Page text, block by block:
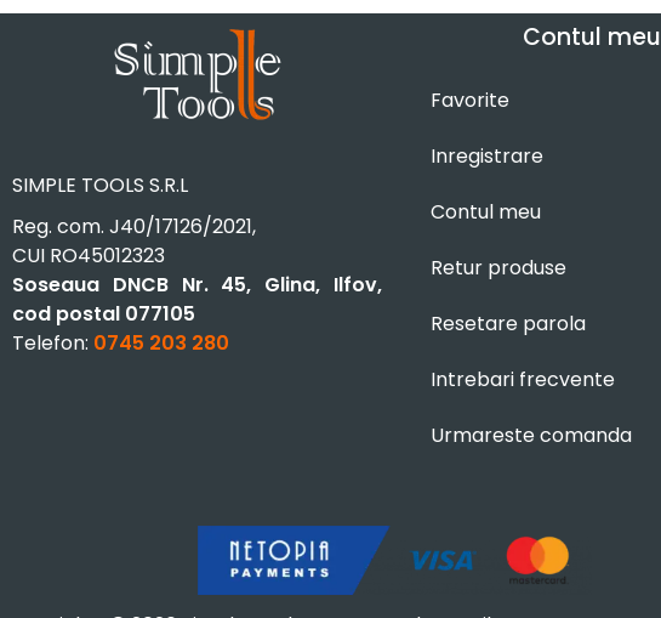
SIMPLE TOOLS S.R.L
Reg. com. J40/17126/2021,
CUI RO45012323
Soseaua DNCB Nr. 45, Glina, Ilfov,
cod postal 077105
Telefon: 0745 203 280
Contul meu
Favorite
Inregistrare
Contul meu
Retur produse
Resetare parola
Intrebari frecvente
Urmareste comanda